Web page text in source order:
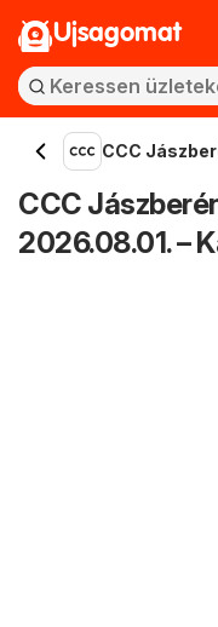
Ujsagomat
CCC
CCC
2026.08.01. –